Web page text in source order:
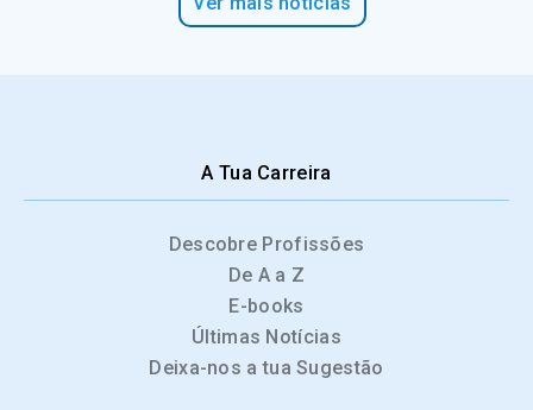
A Tua Carreira
Descobre Profissões
De A a Z
E-books
Últimas Notícias
Deixa-nos a tua Sugestão